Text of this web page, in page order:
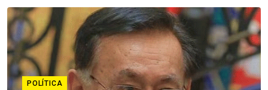
POLÍTICA